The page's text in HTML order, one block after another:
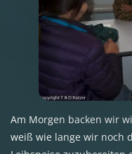
Am Morgen backen wir
weiß wie lange wir noch